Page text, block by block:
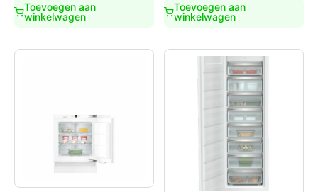
Toevoegen aan
winkelwagen
Toevoegen aan
winkelwagen